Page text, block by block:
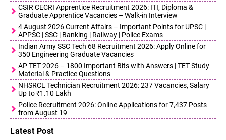
CSIR CECRI Apprentice Recruitment 2026: ITI, Diploma &
Graduate Apprentice Vacancies – Walk-in Interview
4 August 2026 Current Affairs – Important Points for UPSC |
APPSC | SSC | Banking | Railway | Police Exams
Indian Army SSC Tech 68 Recruitment 2026: Apply Online for
350 Engineering Graduate Vacancies
AP TET 2026 – 1800 Important Bits with Answers | TET Study
Material & Practice Questions
NHSRCL Technician Recruitment 2026: 237 Vacancies, Salary
Up to ₹1.10 Lakh
Police Recruitment 2026: Online Applications for 7,437 Posts
from August 19
Latest Post